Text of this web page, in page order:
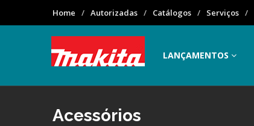
Home Autorizadas Catálogos Serviços
LANÇAMENTOS
Acessórios